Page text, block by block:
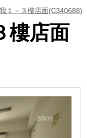
１－３樓店面(C340688)
樓店面